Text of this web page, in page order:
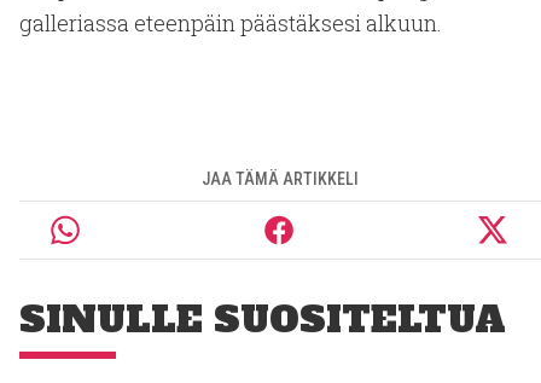
galleriassa eteenpäin päästäksesi alkuun.
JAA TÄMÄ ARTIKKELI
SINULLE SUOSITELTUA